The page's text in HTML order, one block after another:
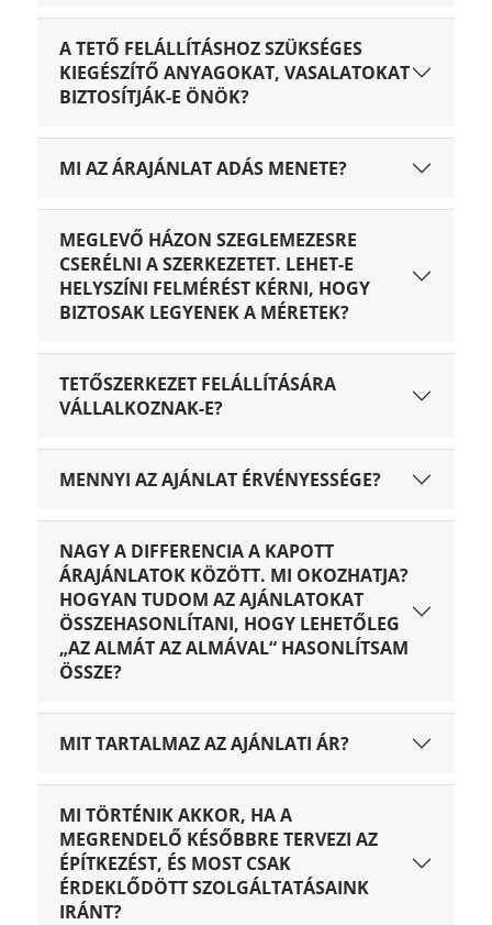
A TETŐ FELÁLLÍTÁSHOZ SZÜKSÉGES
KIEGÉSZÍTŐ ANYAGOKAT, VASALATOKAT
BIZTOSÍTJÁK-E ÖNÖK?
MI AZ ÁRAJÁNLAT ADÁS MENETE?
MEGLEVŐ HÁZON SZEGLEMEZESRE
CSERÉLNI A SZERKEZETET. LEHET-E
HELYSZÍNI FELMÉRÉST KÉRNI, HOGY
BIZTOSAK LEGYENEK A MÉRETEK?
TETŐSZERKEZET FELÁLLÍTÁSÁRA
VÁLLALKOZNAK-E?
MENNYI AZ AJÁNLAT ÉRVÉNYESSÉGE?
NAGY A DIFFERENCIA A KAPOTT
ÁRAJÁNLATOK KÖZÖTT. MI OKOZHATJA?
HOGYAN TUDOM AZ AJÁNLATOKAT
ÖSSZEHASONLÍTANI, HOGY LEHETŐLEG
„AZ ALMÁT AZ ALMÁVAL“ HASONLÍTSAM
ÖSSZE?
MIT TARTALMAZ AZ AJÁNLATI ÁR?
MI TÖRTÉNIK AKKOR, HA A
MEGRENDELŐ KÉSŐBBRE TERVEZI AZ
ÉPÍTKEZÉST, ÉS MOST CSAK
ÉRDEKLŐDÖTT SZOLGÁLTATÁSAINK
IRÁNT?